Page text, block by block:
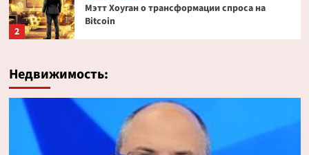
2
Мэтт Хоуган о трансформации спроса на
Bitcoin
Криптовалюта
токенизированных акциях
Криптовалюта
Недвижимость: